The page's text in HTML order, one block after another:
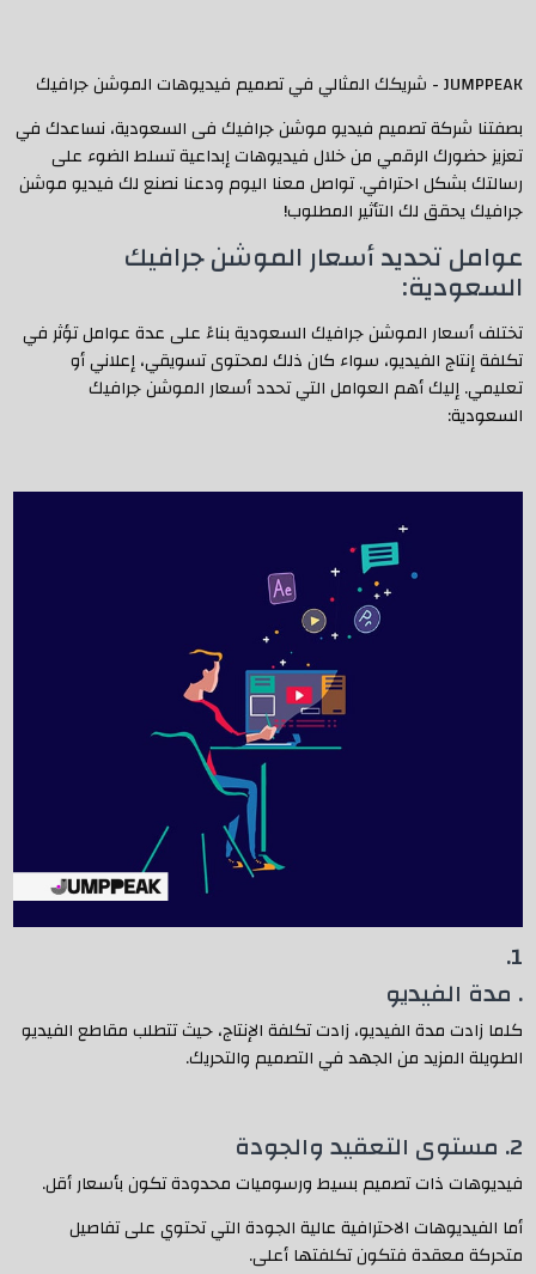
JUMPPEAK - شريكك المثالي في تصميم فيديوهات الموشن جرافيك
بصفتنا شركة تصميم فيديو موشن جرافيك فى السعودية، نساعدك في
تعزيز حضورك الرقمي من خلال فيديوهات إبداعية تسلط الضوء على
رسالتك بشكل احترافي. تواصل معنا اليوم ودعنا نصنع لك فيديو موشن
جرافيك يحقق لك التأثير المطلوب!
عوامل تحديد أسعار الموشن جرافيك
السعودية:
تختلف أسعار الموشن جرافيك السعودية بناءً على عدة عوامل تؤثر في
تكلفة إنتاج الفيديو، سواء كان ذلك لمحتوى تسويقي، إعلاني أو
تعليمي. إليك أهم العوامل التي تحدد أسعار الموشن جرافيك
السعودية:
1.
. مدة الفيديو
كلما زادت مدة الفيديو، زادت تكلفة الإنتاج، حيث تتطلب مقاطع الفيديو
الطويلة المزيد من الجهد في التصميم والتحريك.
2. مستوى التعقيد والجودة
فيديوهات ذات تصميم بسيط ورسوميات محدودة تكون بأسعار أقل.
أما الفيديوهات الاحترافية عالية الجودة التي تحتوي على تفاصيل
متحركة معقدة فتكون تكلفتها أعلى.